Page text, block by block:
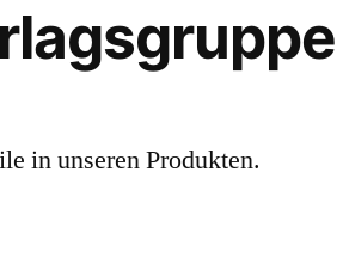
in unseren Produkten.